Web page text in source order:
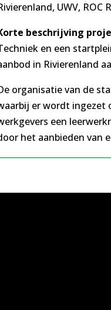
UWV, ROC
beschrijving
en een
in Rivierenland
organisatie van de
er wordt ingezet
een
het aanbieden van